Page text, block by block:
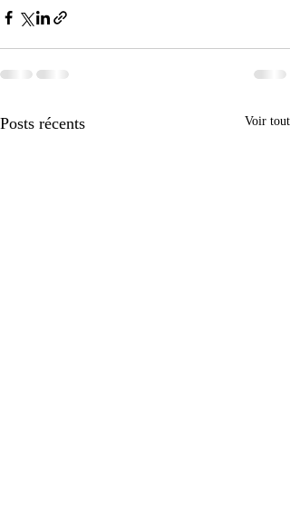
Posts récents Voir tout